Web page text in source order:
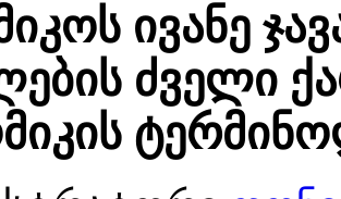
ივანე
ძველი